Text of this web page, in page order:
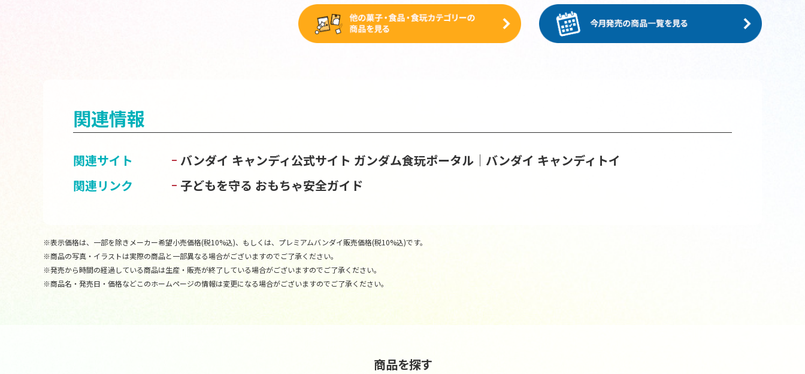
関連情報
関連サイト バンダイ キャンディ公式サイト ガンダム食玩ポータル│バンダイ キャンディトイ
関連リンク
子どもを守る おもちゃ安全ガイド
※表示価格は、一部を除きメーカー希望小売価格(税10%込)、もしくは、プレミアムバンダイ販売価格(税10%込)です。
※商品の写真・イラストは実際の商品と一部異なる場合がございますのでご了承ください。
※発売から時間の経過している商品は生産・販売が終了している場合がございますのでご了承ください。
※商品名・発売日・価格などこのホームページの情報は変更になる場合がございますのでご了承ください。
商品を探す